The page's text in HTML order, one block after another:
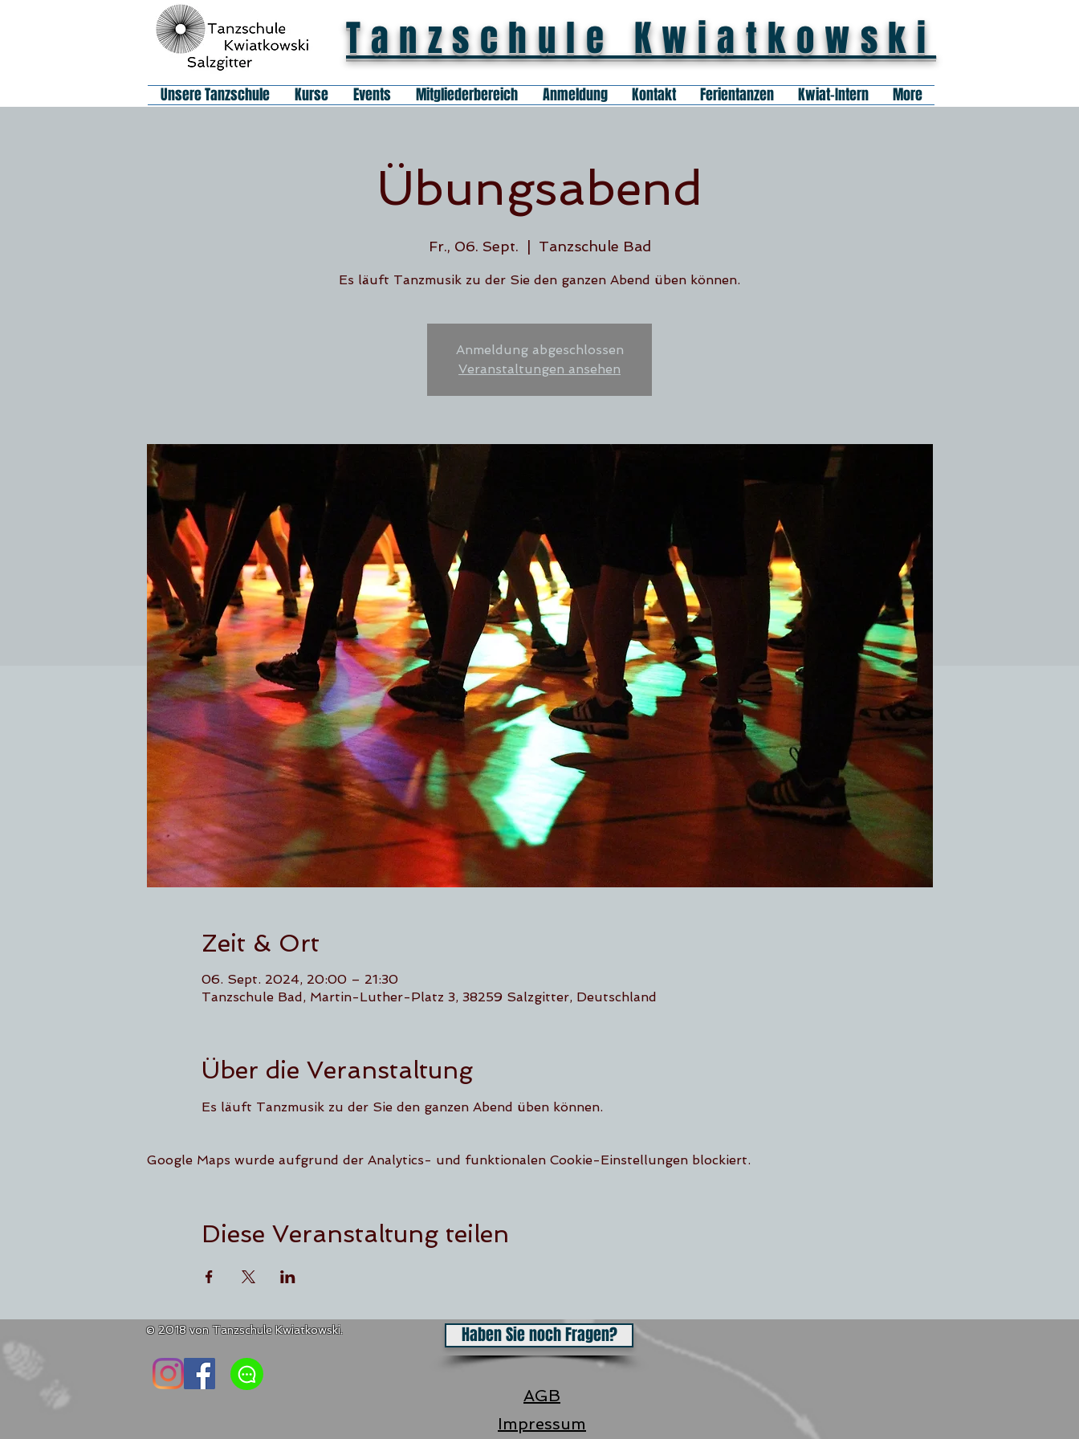
Tanzschule Kwiatkowski
Unsere Tanzschule Kurse Events Mitgliederbereich Anmeldung Kontakt Ferientanzen Kwiat-Intern More
Übungsabend
Fr., 06. Sept. Tanzschule Bad
Es läuft Tanzmusik zu der Sie den ganzen Abend üben können.
Anmeldung abgeschlossen
Veranstaltungen ansehen
Zeit & Ort
06. Sept. 2024, 20:00 – 21:30
Tanzschule Bad, Martin-Luther-Platz 3, 38259 Salzgitter, Deutschland
Über die Veranstaltung
Es läuft Tanzmusik zu der Sie den ganzen Abend üben können.
Google Maps wurde aufgrund der Analytics- und funktionalen Cookie-Einstellungen blockiert.
Diese Veranstaltung teilen
© 2018 von Tanzschule Kwiatkowski. Haben Sie noch Fragen?
AGB
Impressum